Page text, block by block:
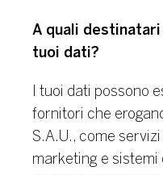
A quali
tuoi dati?
I tuoi dati possono
fornitori che
S.A.U., come
marketing e